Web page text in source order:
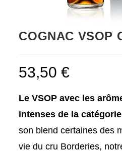
COGNAC VSOP
53,50€
Le VSOP avec les
intenses de la
son blend certaines des
vie du cru Borderies,